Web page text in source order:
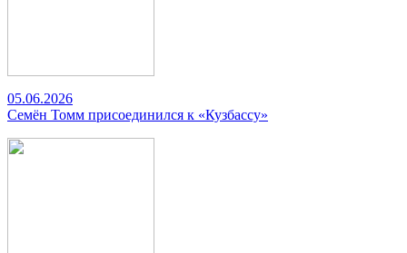
05.06.2026
Семён Томм присоединился к «Кузбассу»